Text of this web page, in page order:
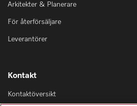
Arkitekter & Planerare
För återförsäljare
Leverantörer
Kontakt
Kontaktöversikt